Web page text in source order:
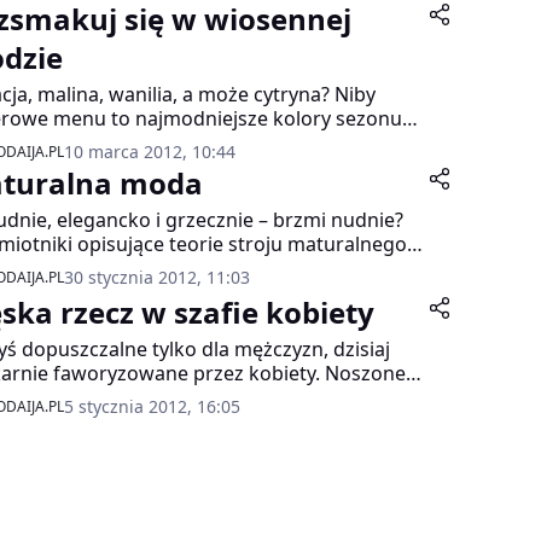
się w wiosennej
malina, wanilia, a może cytryna? Niby
menu to najmodniejsze kolory sezonu
2012! Mdłe, zbyt słodkie i bez charakteru?
nie! Pastelowe odcienie podbijają świat
Tej wiosny projektanci ubrali kobietę w
– nasycone, emanujące barwą i
O nowym wiosennym trendzie
stylistka marki Every Nature – Dorota
10 marca 2012, 10:44
moda
elegancko i grzecznie – brzmi nudnie?
opisujące teorie stroju maturalnego,
mogą trochę odstraszyć
indywidualistki. Choć taki ubiór
wydawać się bezbarwny i niekomfortowy, to
wam, że wcale nie musi tak być.
stylizacje w wydaniu „szkolnego
są jak najbardziej legalne!
jak stworzyć modny i oryginalny
30 stycznia 2012, 11:03
rzecz w szafie kobiety
dopuszczalne tylko dla mężczyzn, dzisiaj
faworyzowane przez kobiety. Noszone
dzień, a także na wielkie wyjścia. Spodnie,
szelki, kapelusze… Męskie części
5 stycznia 2012, 16:05